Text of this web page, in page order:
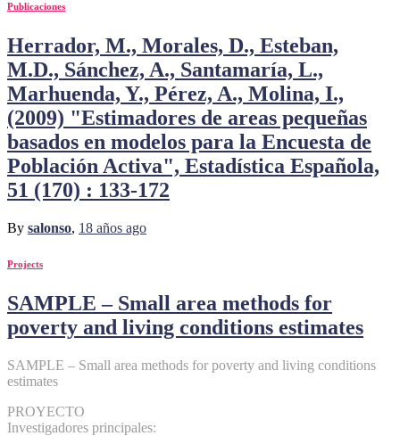
Publicaciones
Herrador, M., Morales, D., Esteban,
M.D., Sánchez, A., Santamaría, L.,
Marhuenda, Y., Pérez, A., Molina, I.,
(2009) "Estimadores de areas pequeñas
basados en modelos para la Encuesta de
Población Activa", Estadística Española,
51 (170) : 133-172
By salonso, 18 años ago
Projects
SAMPLE – Small area methods for
poverty and living conditions estimates
SAMPLE – Small area methods for poverty and living conditions
estimates
PROYECTO
Investigadores principales: